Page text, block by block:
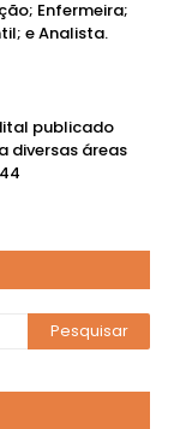
Enfermeira;
e Analista.
publicado
diversas áreas